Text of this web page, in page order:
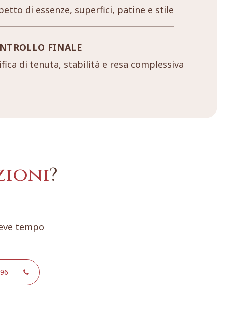
di essenze, superfici, patine e stile
FINALE
di tenuta, stabilità e resa complessiva
?
tempo